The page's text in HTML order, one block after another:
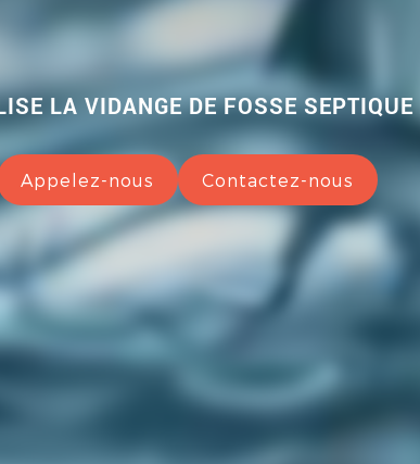
LA VIDANGE DE FOSSE
Appelez-nous Contactez-nous